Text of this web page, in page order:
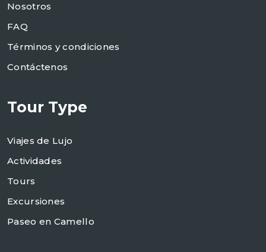
Nosotros
FAQ
Términos y condiciones
Contáctenos
Tour Type
Viajes de Lujo
Actividades
Tours
Excursiones
Paseo en Camello